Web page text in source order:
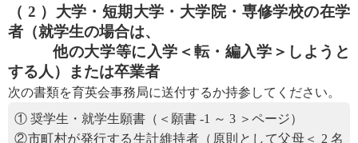
（ 2 ）大学・短期大学・大学院・専修学校の在学
者（就学生の場合は、
他の大学等に入学＜転・編入学＞しようと
する人）または卒業者
次の書類を育英会事務局に送付するか持参してください。
① 奨学生・就学生願書（＜願書 -1 ～ 3 ＞ページ）
②市町村が発行する生計維持者（原則として父母＜ 2 名